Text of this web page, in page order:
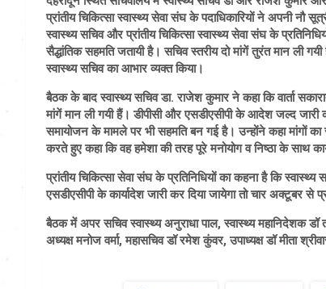
प्रांतीय चिकित्सा स्वास्थ्य सेवा संघ के पदाधिकारियों ने अपनी
स्वास्थ्य सचिव और प्रांतीय चिकित्सा स्वास्थ्य सेवा संघ के
सैद्धांतिक सहमति जतायी है। सचिव स्तरीय दो मांगें तुरंत मान ली
स्वास्थ्य सचिव का आभार व्यक्त किया।
बैठक के बाद स्वास्थ्य सचिव डा. राजेश कुमार ने कहा कि वार्ता
मांगें मान ली गयी हैं। डीपीसी और एसडीएसीपी के आदेश जल्द
समायोजन के मामले पर भी सहमति बन गई है। उन्होंने कहा मांगों
करते हुए कहा कि वह हमेशा की तरह पूरे मनोयोग व निष्ठा के साथ
प्रांतीय चिकित्सा सेवा संघ के प्रतिनिधियों का कहना है कि स्वास्थ्य
एसडीएसीपी के कार्यादेश जारी कर दिया जायेगा तो चार अक्टूबर से
बैठक में अपर सचिव स्वास्थ्य अनुराधा पाल, स्वास्थ्य महानिदेशक डॉ
अध्यक्ष मनोज वर्मा, महासचिव डॉ रमेश कुंवर, उपाध्यक्ष डॉ मीता